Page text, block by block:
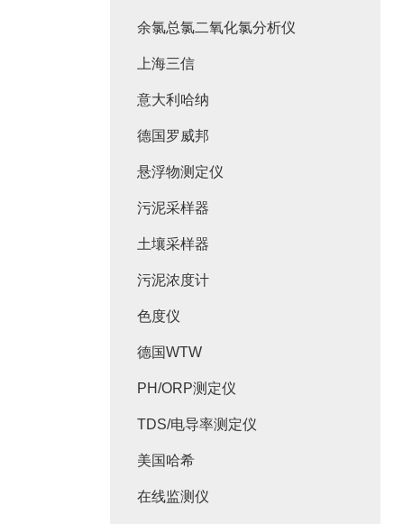
余氯总氯二氧化氯分析仪
上海三信
意大利哈纳
德国罗威邦
悬浮物测定仪
污泥采样器
土壤采样器
污泥浓度计
色度仪
德国WTW
PH/ORP测定仪
TDS/电导率测定仪
美国哈希
在线监测仪